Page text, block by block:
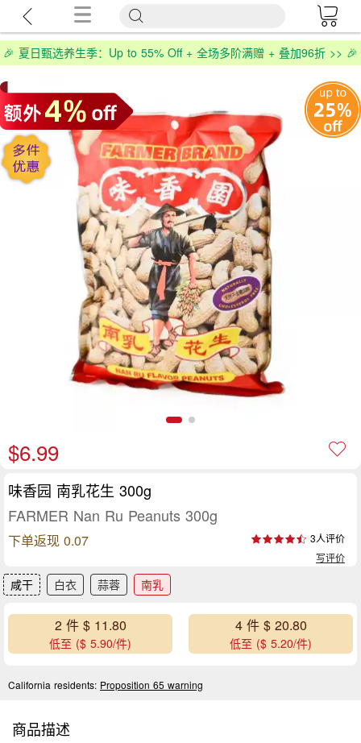
🎉 夏日甄选养生季：Up to 55% Off + 全场多阶满赠 + 叠加96折 >> 🎉
$6.99
味香园 南乳花生 300g
FARMER Nan Ru Peanuts 300g
下单返现 0.07
3人评价
写评价
咸干 白衣 蒜蓉 南乳
2 件 $ 11.80
低至 ($ 5.90/件)
4 件 $ 20.80
低至 ($ 5.20/件)
California residents: Proposition 65 warning
商品描述